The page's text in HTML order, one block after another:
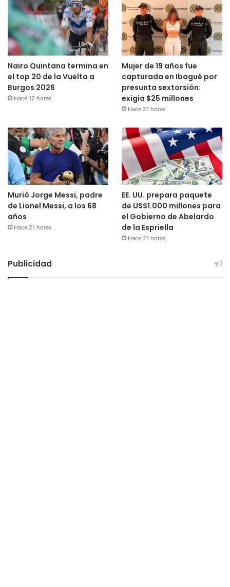
Nairo Quintana termina en
el top 20 de la Vuelta a
Burgos 2026
Hace 12 horas
Mujer de 19 años fue
capturada en Ibagué por
presunta sextorsión:
exigía $25 millones
Hace 21 horas
Murió Jorge Messi, padre
de Lionel Messi, a los 68
años
Hace 21 horas
EE. UU. prepara paquete
de US$1.000 millones para
el Gobierno de Abelardo
de la Espriella
Hace 21 horas
Publicidad